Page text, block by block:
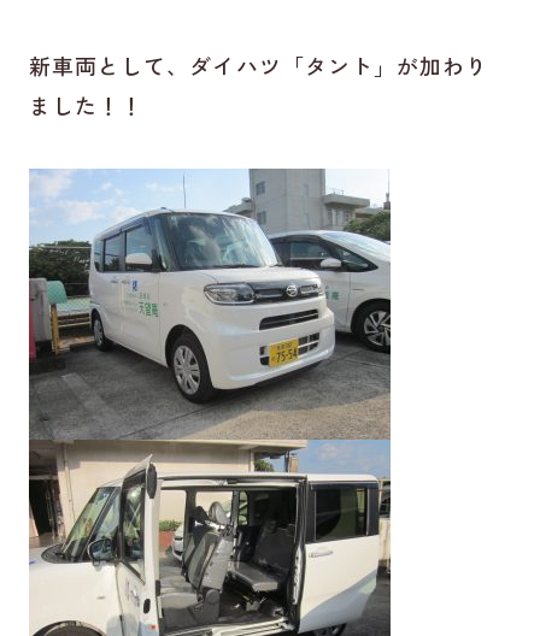
新車両として、ダイハツ「タント」が加わり
ました！！